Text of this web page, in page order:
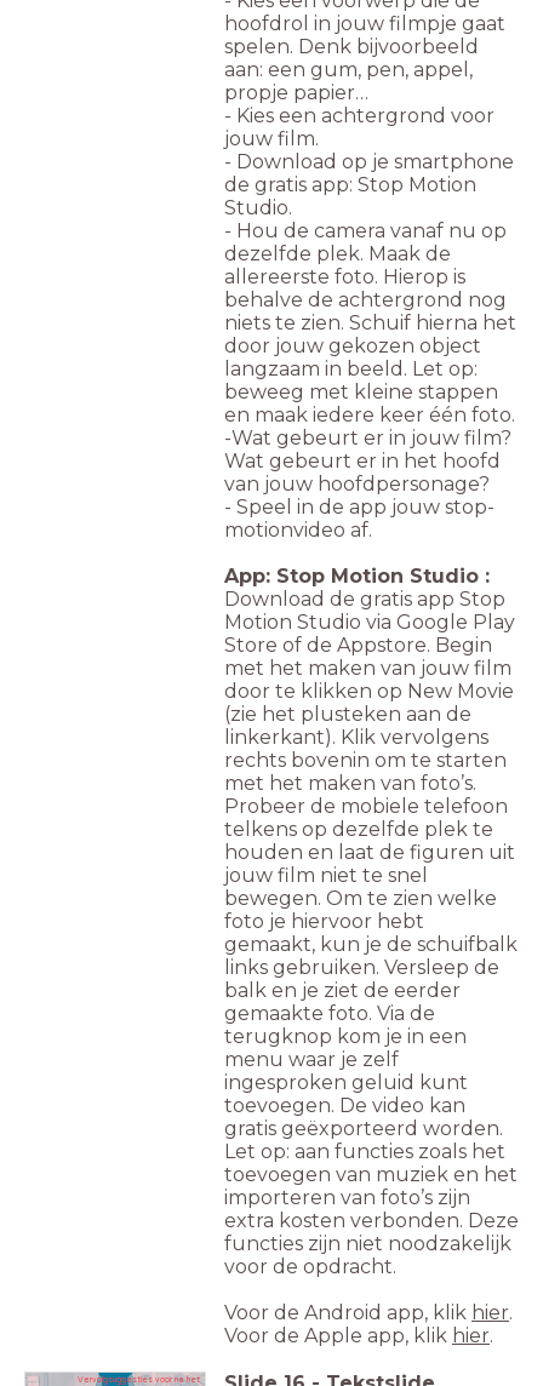
hoofdrol in jouw filmpje gaat
spelen. Denk bijvoorbeeld
aan: een gum, pen, appel,
propje papier…
- Kies een achtergrond voor
jouw film.
- Download op je smartphone
de gratis app: Stop Motion
Studio.
- Hou de camera vanaf nu op
dezelfde plek. Maak de
allereerste foto. Hierop is
behalve de achtergrond nog
niets te zien. Schuif hierna het
door jouw gekozen object
langzaam in beeld. Let op:
beweeg met kleine stappen
en maak iedere keer één foto.
-Wat gebeurt er in jouw film?
Wat gebeurt er in het hoofd
van jouw hoofdpersonage?
- Speel in de app jouw stop-
motionvideo af.
App: Stop Motion Studio :
Download de gratis app Stop
Motion Studio via Google Play
Store of de Appstore. Begin
met het maken van jouw film
door te klikken op New Movie
(zie het plusteken aan de
linkerkant). Klik vervolgens
rechts bovenin om te starten
met het maken van foto’s.
Probeer de mobiele telefoon
telkens op dezelfde plek te
houden en laat de figuren uit
jouw film niet te snel
bewegen. Om te zien welke
foto je hiervoor hebt
gemaakt, kun je de schuifbalk
links gebruiken. Versleep de
balk en je ziet de eerder
gemaakte foto. Via de
terugknop kom je in een
menu waar je zelf
ingesproken geluid kunt
toevoegen. De video kan
gratis geëxporteerd worden.
Let op: aan functies zoals het
toevoegen van muziek en het
importeren van foto’s zijn
extra kosten verbonden. Deze
functies zijn niet noodzakelijk
voor de opdracht.
Voor de Android app, klik hier.
Voor de Apple app, klik hier.
Vervolgsuggesties voor na het